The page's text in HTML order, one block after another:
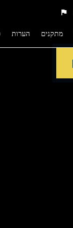
מתקנים הערות